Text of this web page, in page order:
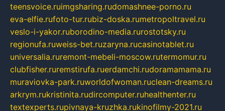
teensvoice.ruimgsharing.rudomashnee-porno.ru
eva-elfie.rufoto-tur.rubiz-doska.rumetropoltravel.ru
veslo-i-yakor.ruborodino-media.rurostotsky.ru
regionufa.ruweiss-bet.ruzaryna.rucasinotablet.ru
universalia.ruremont-mebeli-moscow.rutermomur.ru
clubfisher.ruremstirufa.ruerdamchi.rudoramamama.ru
muraviovka-park.ruworldofwoman.ruclean-dreams.ru
arkrym.rukristinita.rudircomputer.ruhealthenter.ru
textexperts.rupivnaya-kruzhka.rukinofilmy-2021.ru